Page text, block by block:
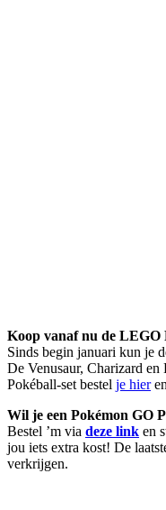
Koop vanaf nu de LEGO
Sinds begin januari kun je
De Venusaur, Charizard en
Pokéball-set bestel je hier
Wil je een Pokémon GO
Bestel ’m via deze link en
jou iets extra kost! De
verkrijgen.